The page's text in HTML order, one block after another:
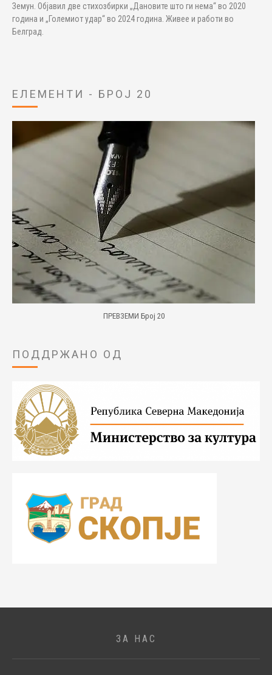
Земун. Објавил две стихозбирки „Дановите што ги нема“ во 2020
година и „Големиот удар“ во 2024 година. Живее и работи во
Белград.
ЕЛЕМЕНТИ - БРОЈ 20
ПРЕВЗЕМИ Број 20
ПОДДРЖАНО ОД
ЗА НАС